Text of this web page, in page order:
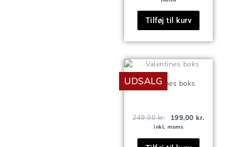
Tilføj til kurv
UDSALG
Valentines boks
249,00kr.
Den
oprindelige
pris
var:
199,00kr.
Den
inkl. moms